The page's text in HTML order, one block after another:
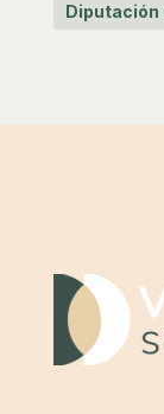
Diputación